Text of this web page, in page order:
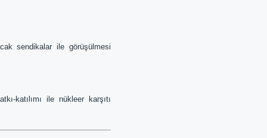
sendikalar ile görüşülmesi
katılımı ile nükleer karşıtı